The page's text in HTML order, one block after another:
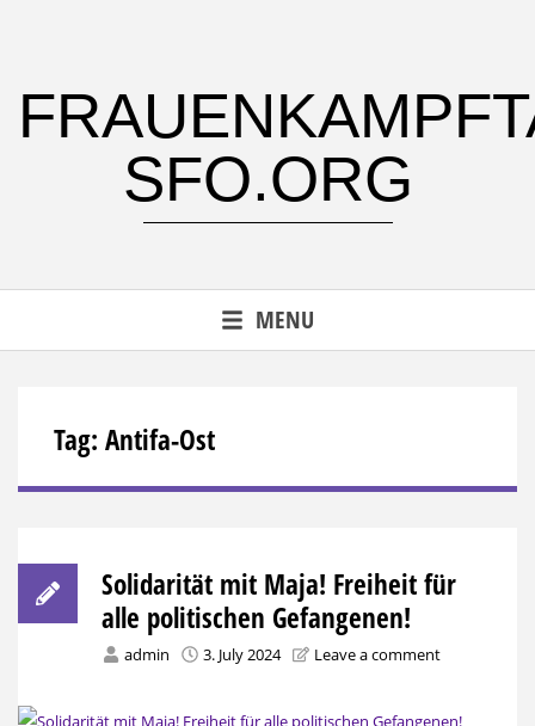
SFO.ORG
MENU
Tag: Antifa-Ost
Solidarität mit Maja! Freiheit für
alle politischen Gefangenen!
admin 3. July 2024 Leave a comment